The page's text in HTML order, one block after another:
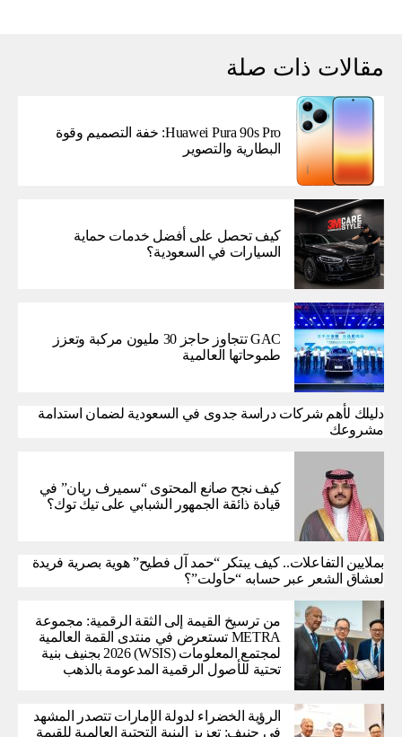
مقالات ذات صلة
Huawei Pura 90s Pro: خفة التصميم وقوة
البطارية والتصوير
كيف تحصل على أفضل خدمات حماية
السيارات في السعودية؟
GAC تتجاوز حاجز 30 مليون مركبة وتعزز
طموحاتها العالمية
دليلك لأهم شركات دراسة جدوى في السعودية لضمان استدامة
مشروعك
كيف نجح صانع المحتوى “سميرف ريان” في
قيادة ذائقة الجمهور الشبابي على تيك توك؟
بملايين التفاعلات.. كيف يبتكر “حمد آل فطيح” هوية بصرية فريدة
لعشاق الشعر عبر حسابه “حاولت”؟
من ترسيخ القيمة إلى الثقة الرقمية: مجموعة
METRA تستعرض في منتدى القمة العالمية
لمجتمع المعلومات (WSIS) 2026 بجنيف بنية
تحتية للأصول الرقمية المدعومة بالذهب
الرؤية الخضراء لدولة الإمارات تتصدر المشهد
في جنيف: تعزيز البنية التحتية العالمية للقيمة